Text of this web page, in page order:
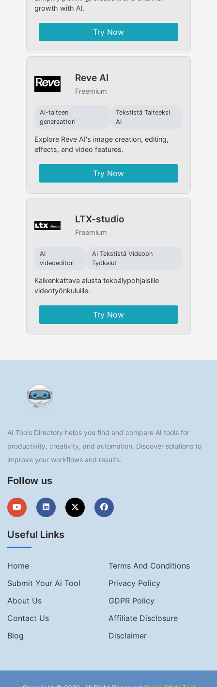
growth with AI.
Try Now
Reve AI
Freemium
AI-taiteen
generaattori
Tekstistä Taiteeksi
AI
Explore Reve AI's image creation, editing,
effects, and video features.
Try Now
LTX-studio
Freemium
AI
videoeditori
AI Tekstistä Videoon
Työkalut
Kaikenkattava alusta tekoälypohjaisille
videotyönkuluille.
Try Now
AI Tools Directory helps you find and compare AI tools for
productivity, creativity, and automation. Discover solutions to
improve your workflows and results.
Follow us
Useful Links
Home
Terms And Conditions
Submit Your Ai Tool
Privacy Policy
About Us
GDPR Policy
Contact Us
Affiliate Disclosure
Blog
Disclaimer